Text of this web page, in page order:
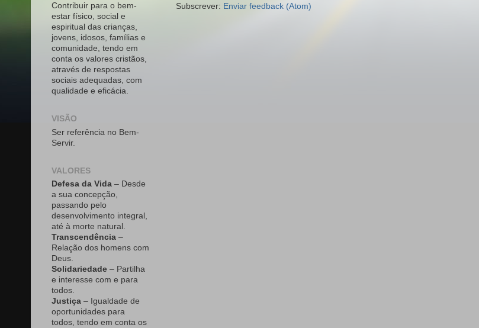
Subscrever: Enviar feedback (Atom)
Contribuir para o bem-
estar físico, social e
espiritual das crianças,
jovens, idosos, famílias e
comunidade, tendo em
conta os valores cristãos,
através de respostas
sociais adequadas, com
qualidade e eficácia.
VISÃO
Ser referência no Bem-
Servir.
VALORES
Defesa da Vida – Desde
a sua concepção,
passando pelo
desenvolvimento integral,
até à morte natural.
Transcendência –
Relação dos homens com
Deus.
Solidariedade – Partilha
e interesse com e para
todos.
Justiça – Igualdade de
oportunidades para
todos, tendo em conta os